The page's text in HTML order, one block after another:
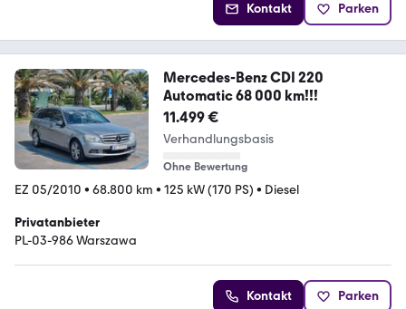
Kontakt Parken
Mercedes-Benz CDI 220
Automatic 68 000 km!!!
11.499 €
Verhandlungsbasis
Ohne Bewertung
EZ 05/2010 • 68.800 km • 125 kW (170 PS) • Diesel
Privatanbieter
PL-03-986 Warszawa
Kontakt Parken